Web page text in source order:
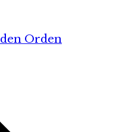
Orden